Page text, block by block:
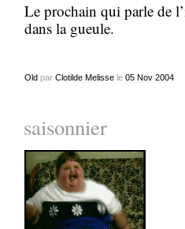
Le prochain qui parle de
dans la gueule.
Oldpar Clotilde Melissele 05 Nov 2004
saisonnier